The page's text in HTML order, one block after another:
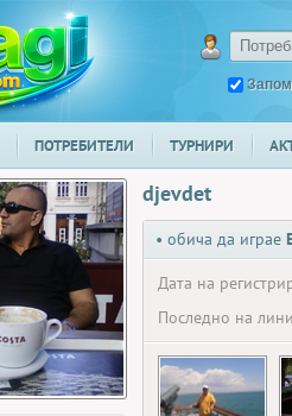
ПОТРЕБИТЕЛИ ТУРНИРИ
djevdet
• обича да играе
Дата на
Последно на